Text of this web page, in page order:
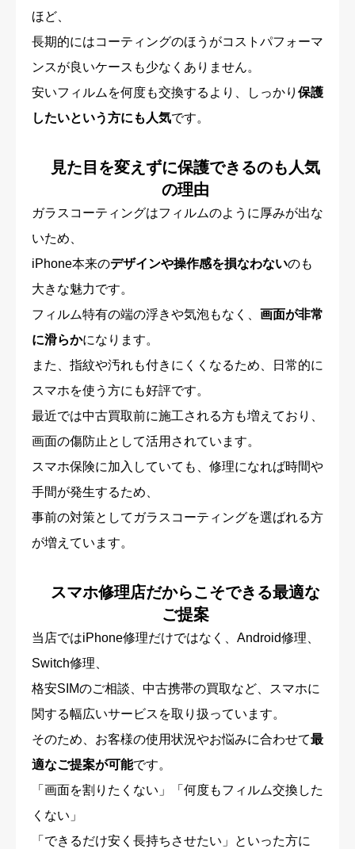
ほど、
長期的にはコーティングのほうがコストパフォーマ
ンスが良いケースも少なくありません。
安いフィルムを何度も交換するより、しっかり 保護
したいという方にも人気です。
見た目を変えずに保護できるのも人気
の理由
ガラスコーティングはフィルムのように厚みが出な
いため、
iPhone本来のデザインや操作感を損なわないのも
大きな魅力です。
フィルム特有の端の浮きや気泡もなく、 画面が非常
に滑らかになります。
また、指紋や汚れも付きにくくなるため、日常的に
スマホを使う方にも好評です。
最近では中古買取前に施工される方も増えており、
画面の傷防止として活用されています。
スマホ保険に加入していても、修理になれば時間や
手間が発生するため、
事前の対策としてガラスコーティングを選ばれる方
が増えています。
スマホ修理店だからこそできる最適な
ご提案
当店ではiPhone修理だけではなく、Android修理、
Switch修理、
格安SIMのご相談、中古携帯の買取など、スマホに
関する幅広いサービスを取り扱っています。
そのため、お客様の使用状況やお悩みに合わせて最
適なご提案が可能です。
「画面を割りたくない」「何度もフィルム交換した
くない」
「できるだけ安く長持ちさせたい」といった方に